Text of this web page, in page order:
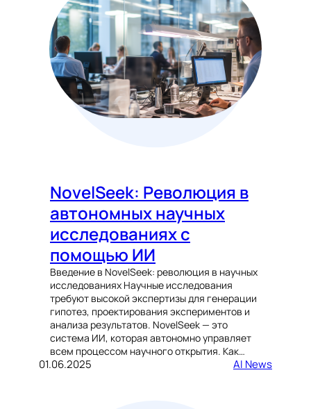
NovelSeek: Революция в
автономных научных
исследованиях с
помощью ИИ
Введение в NovelSeek: революция в научных
исследованиях Научные исследования
требуют высокой экспертизы для генерации
гипотез, проектирования экспериментов и
анализа результатов. NovelSeek — это
система ИИ, которая автономно управляет
всем процессом научного открытия. Как…
01.06.2025 AI News